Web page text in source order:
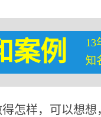
案例
13
知
得怎样，可以想